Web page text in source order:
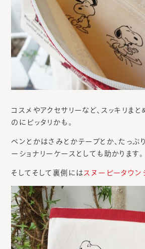
コスメやアクセサリーなど、スッキリま
のにピッタリかも。
ペンとかはさみとかテープとか、たっぷ
ーショナリーケースとしても助かります。
そしてそして裏側には スヌーピータウン